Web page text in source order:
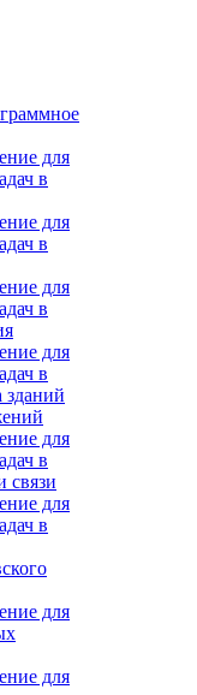
для
в
для
в
для
в
для
в
зданий
для
в
связи
для
в
для
для